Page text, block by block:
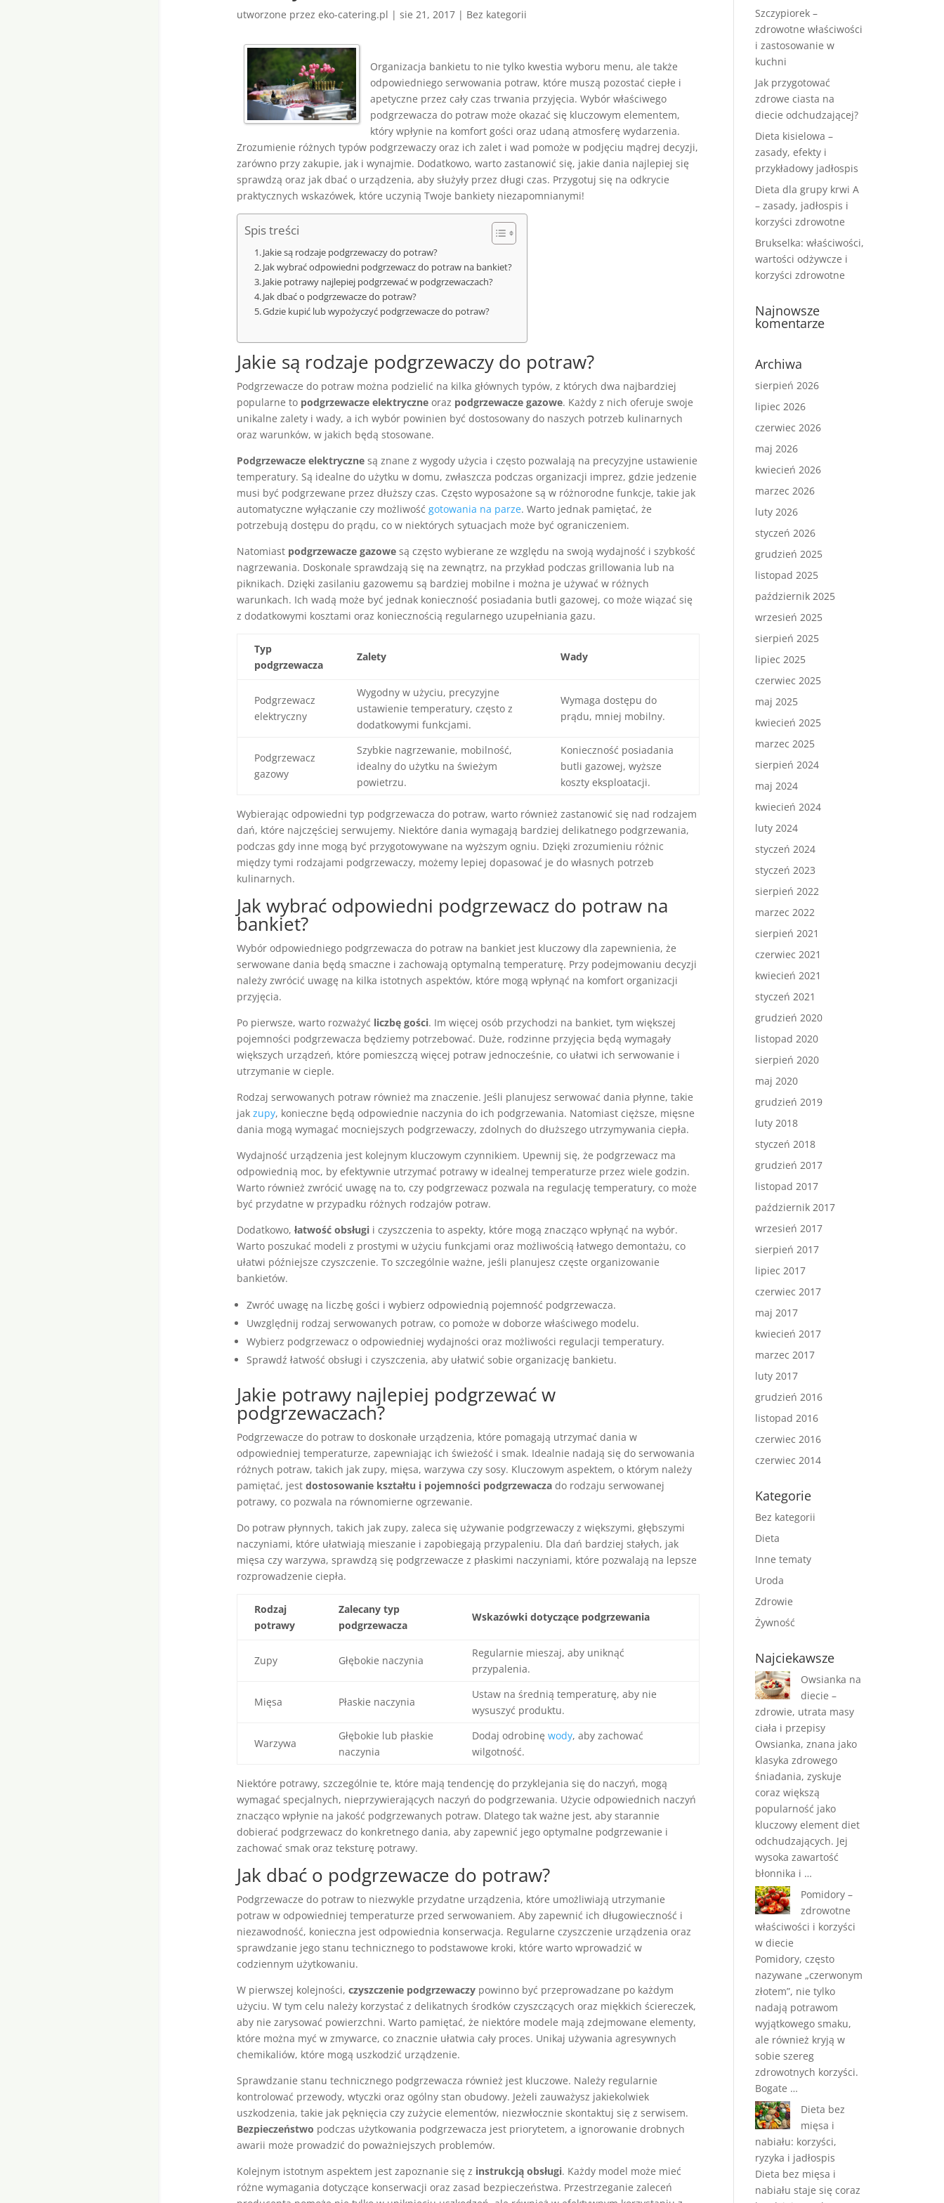
utworzone przez eko-catering.pl | sie 21, 2017| Bez kategorii
Organizacja bankietu to nie tylko kwestia wyboru menu, ale także
odpowiedniego serwowania potraw, które muszą pozostać ciepłe i
apetyczne przez cały czas trwania przyjęcia. Wybór właściwego
podgrzewacza do potraw może okazać się kluczowym elementem,
który wpłynie na komfort gości oraz udaną atmosferę wydarzenia.
Zrozumienie różnych typów podgrzewaczy oraz ich zalet i wad pomoże w podjęciu mądrej decyzji,
zarówno przy zakupie, jak i wynajmie. Dodatkowo, warto zastanowić się, jakie dania najlepiej się
sprawdzą oraz jak dbać o urządzenia, aby służyły przez długi czas. Przygotuj się na odkrycie
praktycznych wskazówek, które uczynią Twoje bankiety niezapomnianymi!
Spis treści
Jakie są rodzaje podgrzewaczy do potraw?
Jak wybrać odpowiedni podgrzewacz do potraw na bankiet?
Jakie potrawy najlepiej podgrzewać w podgrzewaczach?
Jak dbać o podgrzewacze do potraw?
Gdzie kupić lub wypożyczyć podgrzewacze do potraw?
Jakie są rodzaje podgrzewaczy do potraw?
Podgrzewacze do potraw można podzielić na kilka głównych typów, z których dwa najbardziej
popularne to podgrzewacze elektryczneoraz podgrzewacze gazowe. Każdy z nich oferuje swoje
unikalne zalety i wady, a ich wybór powinien być dostosowany do naszych potrzeb kulinarnych
oraz warunków, w jakich będą stosowane.
Podgrzewacze elektrycznesą znane z wygody użycia i często pozwalają na precyzyjne ustawienie
temperatury. Są idealne do użytku w domu, zwłaszcza podczas organizacji imprez, gdzie jedzenie
musi być podgrzewane przez dłuższy czas. Często wyposażone są w różnorodne funkcje, takie jak
automatyczne wyłączanie czy możliwość gotowania na parze. Warto jednak pamiętać, że
potrzebują dostępu do prądu, co w niektórych sytuacjach może być ograniczeniem.
Natomiast podgrzewacze gazowesą często wybierane ze względu na swoją wydajność i szybkość
nagrzewania. Doskonale sprawdzają się na zewnątrz, na przykład podczas grillowania lub na
piknikach. Dzięki zasilaniu gazowemu są bardziej mobilne i można je używać w różnych
warunkach. Ich wadą może być jednak konieczność posiadania butli gazowej, co może wiązać się
z dodatkowymi kosztami oraz koniecznością regularnego uzupełniania gazu.
Typ
podgrzewacza
Zalety Wady
Podgrzewacz
elektryczny
Wygodny w użyciu, precyzyjne
ustawienie temperatury, często z
dodatkowymi funkcjami.
Wymaga dostępu do
prądu, mniej mobilny.
Podgrzewacz
gazowy
Szybkie nagrzewanie, mobilność,
idealny do użytku na świeżym
powietrzu.
Konieczność posiadania
butli gazowej, wyższe
koszty eksploatacji.
Wybierając odpowiedni typ podgrzewacza do potraw, warto również zastanowić się nad rodzajem
dań, które najczęściej serwujemy. Niektóre dania wymagają bardziej delikatnego podgrzewania,
podczas gdy inne mogą być przygotowywane na wyższym ogniu. Dzięki zrozumieniu różnic
między tymi rodzajami podgrzewaczy, możemy lepiej dopasować je do własnych potrzeb
kulinarnych.
Jak wybrać odpowiedni podgrzewacz do potraw na
bankiet?
Wybór odpowiedniego podgrzewacza do potraw na bankiet jest kluczowy dla zapewnienia, że
serwowane dania będą smaczne i zachowają optymalną temperaturę. Przy podejmowaniu decyzji
należy zwrócić uwagę na kilka istotnych aspektów, które mogą wpłynąć na komfort organizacji
przyjęcia.
Po pierwsze, warto rozważyć liczbę gości. Im więcej osób przychodzi na bankiet, tym większej
pojemności podgrzewacza będziemy potrzebować. Duże, rodzinne przyjęcia będą wymagały
większych urządzeń, które pomieszczą więcej potraw jednocześnie, co ułatwi ich serwowanie i
utrzymanie w cieple.
Rodzaj serwowanych potraw również ma znaczenie. Jeśli planujesz serwować dania płynne, takie
jak zupy, konieczne będą odpowiednie naczynia do ich podgrzewania. Natomiast cięższe, mięsne
dania mogą wymagać mocniejszych podgrzewaczy, zdolnych do dłuższego utrzymywania ciepła.
Wydajność urządzenia jest kolejnym kluczowym czynnikiem. Upewnij się, że podgrzewacz ma
odpowiednią moc, by efektywnie utrzymać potrawy w idealnej temperaturze przez wiele godzin.
Warto również zwrócić uwagę na to, czy podgrzewacz pozwala na regulację temperatury, co może
być przydatne w przypadku różnych rodzajów potraw.
Dodatkowo, łatwość obsługii czyszczenia to aspekty, które mogą znacząco wpłynąć na wybór.
Warto poszukać modeli z prostymi w użyciu funkcjami oraz możliwością łatwego demontażu, co
ułatwi późniejsze czyszczenie. To szczególnie ważne, jeśli planujesz częste organizowanie
bankietów.
Zwróć uwagę na liczbę gości i wybierz odpowiednią pojemność podgrzewacza.
Uwzględnij rodzaj serwowanych potraw, co pomoże w doborze właściwego modelu.
Wybierz podgrzewacz o odpowiedniej wydajności oraz możliwości regulacji temperatury.
Sprawdź łatwość obsługi i czyszczenia, aby ułatwić sobie organizację bankietu.
Jakie potrawy najlepiej podgrzewać w
podgrzewaczach?
Podgrzewacze do potraw to doskonałe urządzenia, które pomagają utrzymać dania w
odpowiedniej temperaturze, zapewniając ich świeżość i smak. Idealnie nadają się do serwowania
różnych potraw, takich jak zupy, mięsa, warzywa czy sosy. Kluczowym aspektem, o którym należy
pamiętać, jest dostosowanie kształtu i pojemności podgrzewaczado rodzaju serwowanej
potrawy, co pozwala na równomierne ogrzewanie.
Do potraw płynnych, takich jak zupy, zaleca się używanie podgrzewaczy z większymi, głębszymi
naczyniami, które ułatwiają mieszanie i zapobiegają przypaleniu. Dla dań bardziej stałych, jak
mięsa czy warzywa, sprawdzą się podgrzewacze z płaskimi naczyniami, które pozwalają na lepsze
rozprowadzenie ciepła.
Rodzaj
potrawy
Zalecany typ
podgrzewacza
Wskazówki dotyczące podgrzewania
Zupy Głębokie naczynia
Regularnie mieszaj, aby uniknąć
przypalenia.
Mięsa Płaskie naczynia
Ustaw na średnią temperaturę, aby nie
wysuszyć produktu.
Warzywa
Głębokie lub płaskie
naczynia
Dodaj odrobinę wody, aby zachować
wilgotność.
Niektóre potrawy, szczególnie te, które mają tendencję do przyklejania się do naczyń, mogą
wymagać specjalnych, nieprzywierających naczyń do podgrzewania. Użycie odpowiednich naczyń
znacząco wpłynie na jakość podgrzewanych potraw. Dlatego tak ważne jest, aby starannie
dobierać podgrzewacz do konkretnego dania, aby zapewnić jego optymalne podgrzewanie i
zachować smak oraz teksturę potrawy.
Jak dbać o podgrzewacze do potraw?
Podgrzewacze do potraw to niezwykle przydatne urządzenia, które umożliwiają utrzymanie
potraw w odpowiedniej temperaturze przed serwowaniem. Aby zapewnić ich długowieczność i
niezawodność, konieczna jest odpowiednia konserwacja. Regularne czyszczenie urządzenia oraz
sprawdzanie jego stanu technicznego to podstawowe kroki, które warto wprowadzić w
codziennym użytkowaniu.
W pierwszej kolejności, czyszczenie podgrzewaczypowinno być przeprowadzane po każdym
użyciu. W tym celu należy korzystać z delikatnych środków czyszczących oraz miękkich ściereczek,
aby nie zarysować powierzchni. Warto pamiętać, że niektóre modele mają zdejmowane elementy,
które można myć w zmywarce, co znacznie ułatwia cały proces. Unikaj używania agresywnych
chemikaliów, które mogą uszkodzić urządzenie.
Sprawdzanie stanu technicznego podgrzewacza również jest kluczowe. Należy regularnie
kontrolować przewody, wtyczki oraz ogólny stan obudowy. Jeżeli zauważysz jakiekolwiek
uszkodzenia, takie jak pęknięcia czy zużycie elementów, niezwłocznie skontaktuj się z serwisem.
Bezpieczeństwo podczas użytkowania podgrzewacza jest priorytetem, a ignorowanie drobnych
awarii może prowadzić do poważniejszych problemów.
Kolejnym istotnym aspektem jest zapoznanie się z instrukcją obsługi. Każdy model może mieć
różne wymagania dotyczące konserwacji oraz zasad bezpieczeństwa. Przestrzeganie zaleceń
Szczypiorek –
zdrowotne właściwości
i zastosowanie w
kuchni
Jak przygotować
zdrowe ciasta na
diecie odchudzającej?
Dieta kisielowa –
zasady, efekty i
przykładowy jadłospis
Dieta dla grupy krwi A
– zasady, jadłospis i
korzyści zdrowotne
Brukselka: właściwości,
wartości odżywcze i
korzyści zdrowotne
Najnowsze
komentarze
Archiwa
sierpień 2026
lipiec 2026
czerwiec 2026
maj 2026
kwiecień 2026
marzec 2026
luty 2026
styczeń 2026
grudzień 2025
listopad 2025
październik 2025
wrzesień 2025
sierpień 2025
lipiec 2025
czerwiec 2025
maj 2025
kwiecień 2025
marzec 2025
sierpień 2024
maj 2024
kwiecień 2024
luty 2024
styczeń 2024
styczeń 2023
sierpień 2022
marzec 2022
sierpień 2021
czerwiec 2021
kwiecień 2021
styczeń 2021
grudzień 2020
listopad 2020
sierpień 2020
maj 2020
grudzień 2019
luty 2018
styczeń 2018
grudzień 2017
listopad 2017
październik 2017
wrzesień 2017
sierpień 2017
lipiec 2017
czerwiec 2017
maj 2017
kwiecień 2017
marzec 2017
luty 2017
grudzień 2016
listopad 2016
czerwiec 2016
czerwiec 2014
Kategorie
Bez kategorii
Dieta
Inne tematy
Uroda
Zdrowie
Żywność
Najciekawsze
Owsianka na
diecie –
zdrowie, utrata masy
ciała i przepisy
Owsianka, znana jako
klasyka zdrowego
śniadania, zyskuje
coraz większą
popularność jako
kluczowy element diet
odchudzających. Jej
wysoka zawartość
błonnika i …
Pomidory –
zdrowotne
właściwości i korzyści
w diecie
Pomidory, często
nazywane „czerwonym
złotem”, nie tylko
nadają potrawom
wyjątkowego smaku,
ale również kryją w
sobie szereg
zdrowotnych korzyści.
Bogate …
Dieta bez
mięsa i
nabiału: korzyści,
ryzyka i jadłospis
Dieta bez mięsa i
nabiału staje się coraz